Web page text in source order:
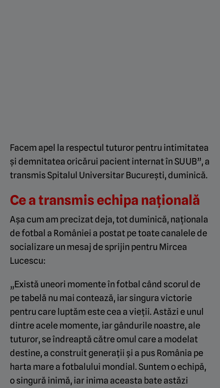
Facem apel la respectul tuturor pentru intimitatea
și demnitatea oricărui pacient internat în SUUB”, a
transmis Spitalul Universitar București, duminică.
Ce a transmis echipa națională
Așa cum am precizat deja, tot duminică, naționala
de fotbal a României a postat pe toate canalele de
socializare un mesaj de sprijin pentru Mircea
Lucescu:
„Există uneori momente în fotbal când scorul de
pe tabelă nu mai contează, iar singura victorie
pentru care luptăm este cea a vieții. Astăzi e unul
dintre acele momente, iar gândurile noastre, ale
tuturor, se îndreaptă către omul care a modelat
destine, a construit generații și a pus România pe
harta mare a fotbalului mondial. Suntem o echipă,
o singură inimă, iar inima aceasta bate astăzi